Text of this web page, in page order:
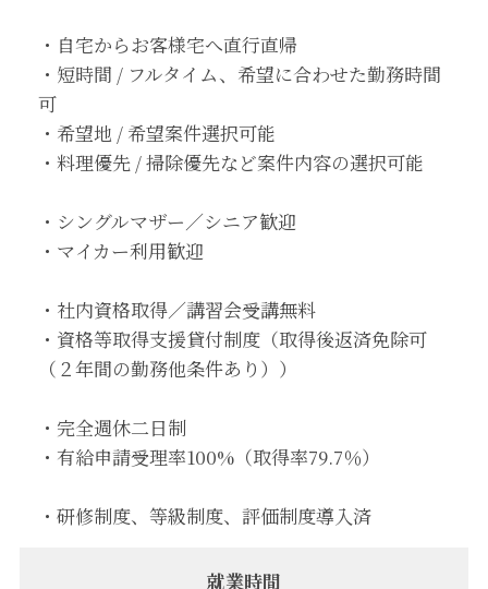
・自宅からお客様宅へ直行直帰
・短時間 / フルタイム、希望に合わせた勤務時間
可
・希望地 / 希望案件選択可能
・料理優先 / 掃除優先など案件内容の選択可能
・シングルマザー／シニア歓迎
・マイカー利用歓迎
・社内資格取得／講習会受講無料
・資格等取得支援貸付制度（取得後返済免除可
（２年間の勤務他条件あり））
・完全週休二日制
・有給申請受理率100%（取得率79.7％）
・研修制度、等級制度、評価制度導入済
就業時間